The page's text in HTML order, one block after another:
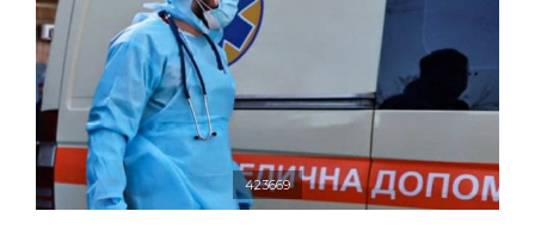
423669